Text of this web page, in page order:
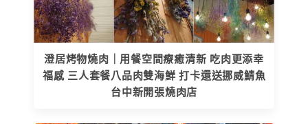
澄居烤物燒肉｜用餐空間療癒清新 吃肉更添幸
福感 三人套餐八品肉雙海鮮 打卡還送挪威鯖魚
台中新開張燒肉店